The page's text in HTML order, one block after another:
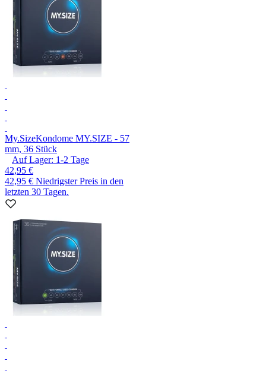
My.SizeKondome MY.SIZE - 57
mm, 36 Stück
Auf Lager: 1-2 Tage
42,95 €
42,95 € Niedrigster Preis in den
letzten 30 Tagen.